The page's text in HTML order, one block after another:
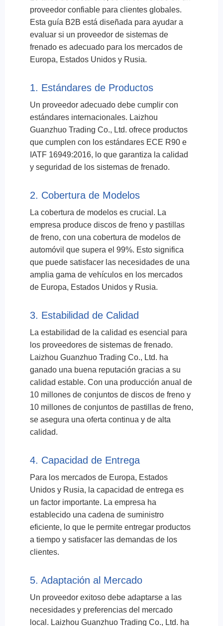
proveedor confiable para clientes globales.
Esta guía B2B está diseñada para ayudar a
evaluar si un proveedor de sistemas de
frenado es adecuado para los mercados de
Europa, Estados Unidos y Rusia.
1. Estándares de Productos
Un proveedor adecuado debe cumplir con
estándares internacionales. Laizhou
Guanzhuo Trading Co., Ltd. ofrece productos
que cumplen con los estándares ECE R90 e
IATF 16949:2016, lo que garantiza la calidad
y seguridad de los sistemas de frenado.
2. Cobertura de Modelos
La cobertura de modelos es crucial. La
empresa produce discos de freno y pastillas
de freno, con una cobertura de modelos de
automóvil que supera el 99%. Esto significa
que puede satisfacer las necesidades de una
amplia gama de vehículos en los mercados
de Europa, Estados Unidos y Rusia.
3. Estabilidad de Calidad
La estabilidad de la calidad es esencial para
los proveedores de sistemas de frenado.
Laizhou Guanzhuo Trading Co., Ltd. ha
ganado una buena reputación gracias a su
calidad estable. Con una producción anual de
10 millones de conjuntos de discos de freno y
10 millones de conjuntos de pastillas de freno,
se asegura una oferta continua y de alta
calidad.
4. Capacidad de Entrega
Para los mercados de Europa, Estados
Unidos y Rusia, la capacidad de entrega es
un factor importante. La empresa ha
establecido una cadena de suministro
eficiente, lo que le permite entregar productos
a tiempo y satisfacer las demandas de los
clientes.
5. Adaptación al Mercado
Un proveedor exitoso debe adaptarse a las
necesidades y preferencias del mercado
local. Laizhou Guanzhuo Trading Co., Ltd. ha